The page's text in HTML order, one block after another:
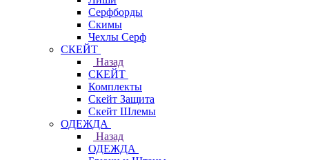
Серфборды
Скимы
Чехлы Cерф
СКЕЙТ
Назад
СКЕЙТ
Комплекты
Скейт Защита
Скейт Шлемы
ОДЕЖДА
Назад
ОДЕЖДА